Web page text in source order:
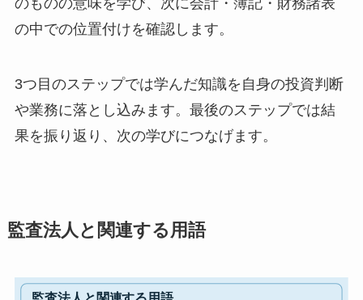
のものの意味を学び、次に会計・簿記・財務諸表
の中での位置付けを確認します。
3つ目のステップでは学んだ知識を自身の投資判断
や業務に落とし込みます。最後のステップでは結
果を振り返り、次の学びにつなげます。
監査法人と関連する用語